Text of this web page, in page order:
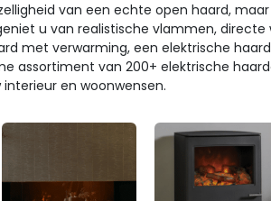
van een echte open haard,
u van realistische vlammen,
met verwarming, een elektrische
assortiment van 200+ elektrische
en woonwensen.